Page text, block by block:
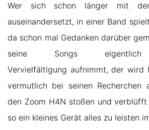
Wer sich schon länger mit
auseinandersetzt, in einer Band
da schon mal Gedanken darüber
seine Songs
Vervielfältigung aufnimmt, der wird
vermutlich bei seinen
den Zoom H4N stoßen und
so ein kleines Gerät alles zu leisten